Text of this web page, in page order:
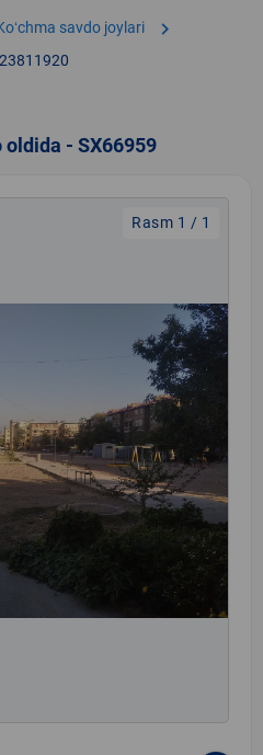
savdo joylari chevron_right
23811920
- SX66959
Rasm 1 / 1